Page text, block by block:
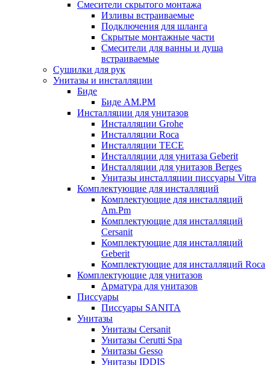
Смесители скрытого монтажа
Изливы встраиваемые
Подключения для шланга
Скрытые монтажные части
Смесители для ванны и душа
встраиваемые
Сушилки для рук
Унитазы и инсталляции
Биде
Биде AM.PM
Инсталляции для унитазов
Инсталляции Grohe
Инсталляции Roca
Инсталляции TECE
Инсталляции для унитаза Geberit
Инсталляции для унитазов Berges
Унитазы инсталляции писсуары Vitra
Комплектующие для инсталляций
Комплектующие для инсталляций
Am.Pm
Комплектующие для инсталляций
Cersanit
Комплектующие для инсталляций
Geberit
Комплектующие для инсталляций Roca
Комплектующие для унитазов
Арматура для унитазов
Писсуары
Писсуары SANITA
Унитазы
Унитазы Cersanit
Унитазы Cerutti Spa
Унитазы Gesso
Унитазы IDDIS